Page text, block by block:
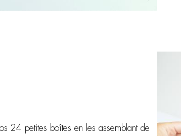
24 petites boîtes en les assemblant de